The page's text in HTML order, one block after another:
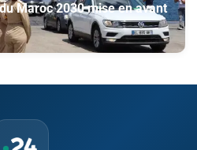
Maroc 2030 mise en avant